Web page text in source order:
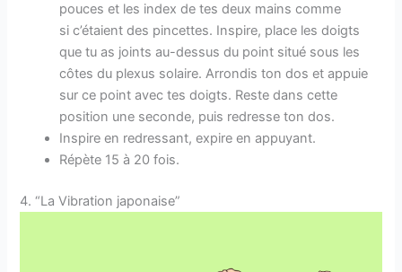
pouces et les index de tes deux mains comme
si c’étaient des pincettes. Inspire, place les doigts
que tu as joints au-dessus du point situé sous les
côtes du plexus solaire. Arrondis ton dos et appuie
sur ce point avec tes doigts. Reste dans cette
position une seconde, puis redresse ton dos.
Inspire en redressant, expire en appuyant.
Répète 15 à 20 fois.
4. “La Vibration japonaise”